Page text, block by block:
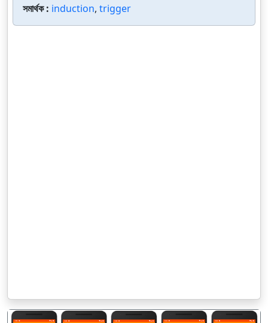
সমার্থক : induction, trigger